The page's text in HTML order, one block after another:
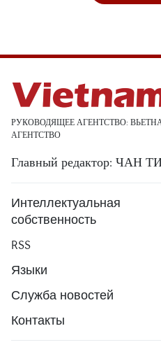
РУКОВОДЯЩЕЕ АГЕНТСТВО:
АГЕНТСТВО
Главный редактор: ЧАН
Интеллектуальная
собственность
RSS
Языки
Служба новостей
Контакты